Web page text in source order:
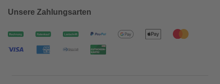
Unsere Zahlungsarten